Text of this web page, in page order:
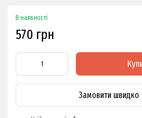
В наявності
570 грн
Замовити швидко